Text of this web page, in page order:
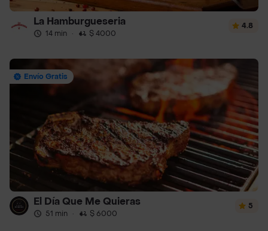
La Hamburgueseria
14 min · $ 4000
4.8
Envío Gratis
El Día Que Me Quieras
51 min · $ 6000
5